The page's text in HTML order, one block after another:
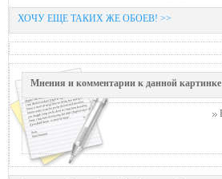
ХОЧУ ЕЩЕ ТАКИХ ЖЕ ОБОЕВ! >>
Мнения и комментарии к данной картинке